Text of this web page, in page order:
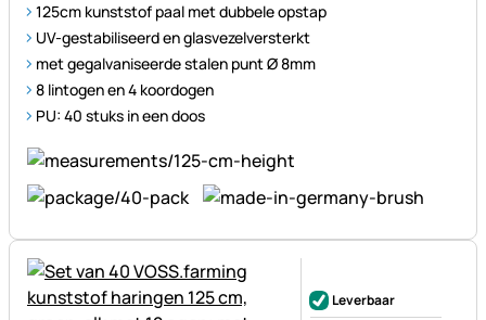
125cm kunststof paal met dubbele opstap
UV-gestabiliseerd en glasvezelversterkt
met gegalvaniseerde stalen punt Ø 8mm
8 lintogen en 4 koordogen
PU: 40 stuks in een doos
Leverbaar